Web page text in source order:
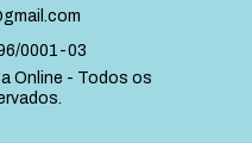
0001-03
Online - Todos os